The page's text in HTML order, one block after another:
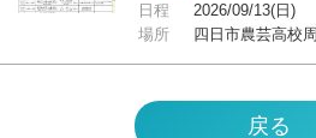
日程
2026/09/13(日)
場所
四日市農芸高校